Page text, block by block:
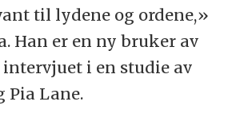
til lydene og ordene,»
Han er en ny bruker av
i en studie av
Pia Lane.